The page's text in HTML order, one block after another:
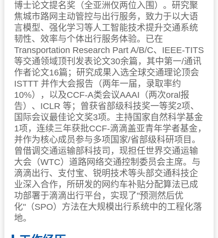
博士论文提名奖（全亚洲仅两位入围）。研究聚
焦城市路网主动管控与出行服务，致力于以大语
言模型、强化学习等人工智能技术提升交通系统
韧性、效率与个体出行服务体验。已在
Transportation Research Part A/B/C、IEEE-TITS
等交通领域顶刊发表论文30余篇，其中第一/通讯
作者论文16篇；研究成果入选全球交通理论顶会
ISTTT 并作大会报告（两年一届，录取率约
10%），以及CCF-A类会议AAAI（两次oral报
告）、ICLR 等；曾获省部级科技奖一等奖2项、
国际会议最佳论文奖3项。主持国家自然科学基金
1项，连续三年获批CCF-滴滴盖亚青年学者基金，
并作为核心成员参与多项国家/省部级科研项目。
曾借调交通运输部科技司，现担任世界交通运输
大会（WTC）道路网络交通控制委员会主席。与
滴滴出行、支付宝、锐明技术等头部交通科技企
业深入合作，所研发的网约车补贴分配算法已成
功部署于滴滴出行平台，实现了"预测然后优
化"（SPO）方法在大规模出行系统中的工程化落
地。